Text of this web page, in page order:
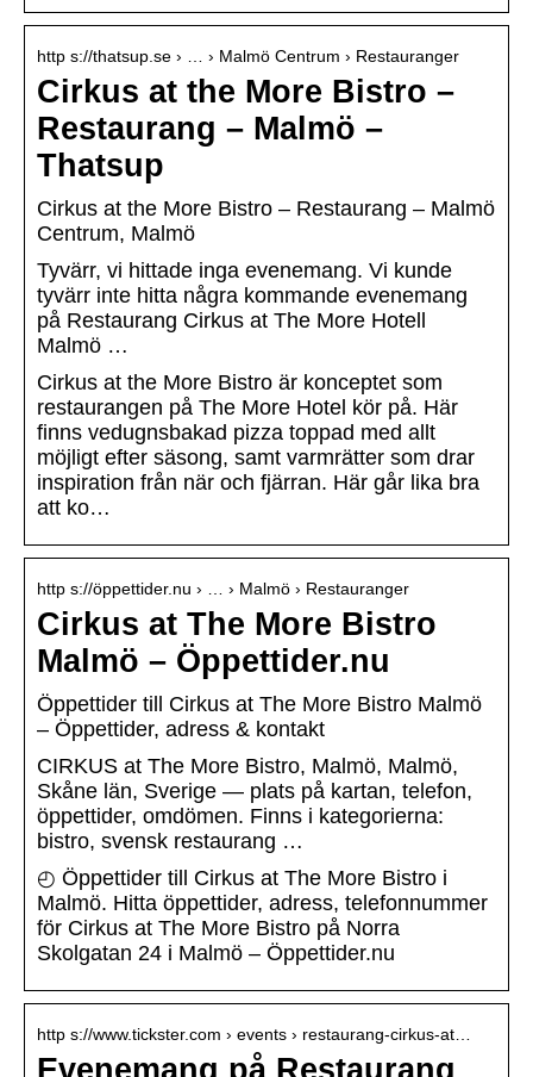
http s://thatsup.se › … › Malmö Centrum › Restauranger
Cirkus at the More Bistro –
Restaurang – Malmö –
Thatsup
Cirkus at the More Bistro – Restaurang – Malmö
Centrum, Malmö
Tyvärr, vi hittade inga evenemang. Vi kunde
tyvärr inte hitta några kommande evenemang
på Restaurang Cirkus at The More Hotell
Malmö …
Cirkus at the More Bistro är konceptet som
restaurangen på The More Hotel kör på. Här
finns vedugnsbakad pizza toppad med allt
möjligt efter säsong, samt varmrätter som drar
inspiration från när och fjärran. Här går lika bra
att ko…
http s://öppettider.nu › … › Malmö › Restauranger
Cirkus at The More Bistro
Malmö – Öppettider.nu
Öppettider till Cirkus at The More Bistro Malmö
– Öppettider, adress & kontakt
CIRKUS at The More Bistro, Malmö, Malmö,
Skåne län, Sverige — plats på kartan, telefon,
öppettider, omdömen. Finns i kategorierna:
bistro, svensk restaurang …
◴ Öppettider till Cirkus at The More Bistro i
Malmö. Hitta öppettider, adress, telefonnummer
för Cirkus at The More Bistro på Norra
Skolgatan 24 i Malmö – Öppettider.nu
http s://www.tickster.com › events › restaurang-cirkus-at…